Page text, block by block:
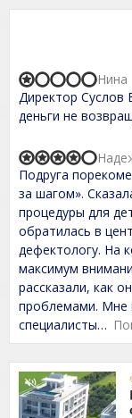
R
a
t
1
,
0
o
u
t
f
5
Директор Суслов
деньги не
Нина
R
a
t
e
d
4
,
0
o
u
t
o
f
5
Подруга
за шагом».
процедуры для
обратилась в
дефектологу. На
максимум
рассказали, как
проблемами. Мне
специалисты